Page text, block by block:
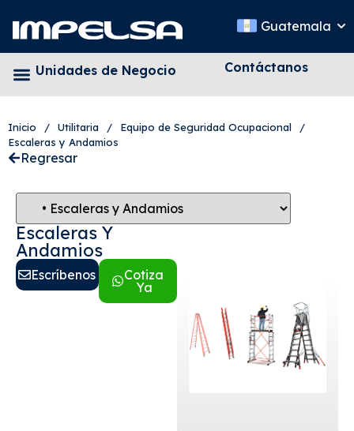
Guatemala
Unidades de Negocio Contáctanos
Inicio / Utilitaria / Equipo de Seguridad Ocupacional
/
Escaleras y Andamios
Regresar
Escaleras Y
Andamios
Escríbenos
Cotiza
Ya